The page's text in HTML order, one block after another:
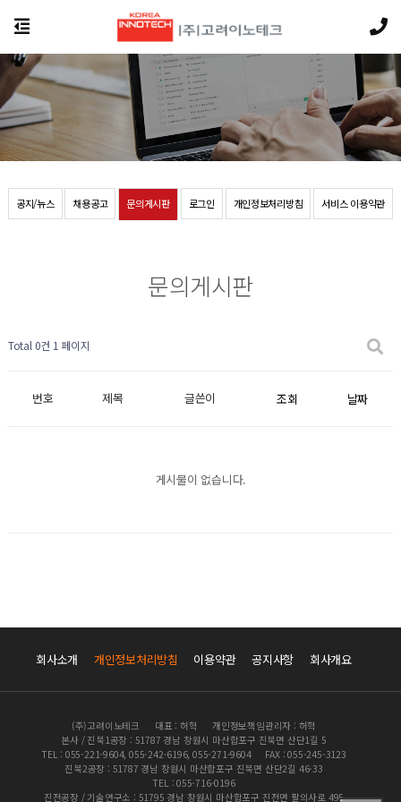
공지/뉴스 채용공고 문의게시판 로그인 개인정보처리방침 서비스 이용약관
문의게시판
Total 0건 1 페이지
번호 제목 글쓴이 조회 날짜
게시물이 없습니다.
회사소개 개인정보처리방침 이용약관 공지사항 회사개요
(주)고려이노테크 대표 : 허혁
개인정보책임관리자 : 허혁
본사 / 진북1공장 : 51787 경남 창원시 마산합포구 진북면 산단1길 5
TEL : 055-221-9604, 055-242-6196, 055-271-9604
FAX : 055-245-3123
진북2공장 : 51787 경남 창원시 마산합포구 진북면 산단2길 46-33
TEL : 055-716-0196
진전공장 / 기술연구소 : 51795 경남 창원시 마산합포구 진전면 팔의사로 495